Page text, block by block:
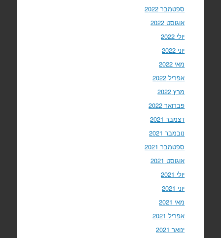
ספטמבר 2022
אוגוסט 2022
יולי 2022
יוני 2022
מאי 2022
אפריל 2022
מרץ 2022
פברואר 2022
דצמבר 2021
נובמבר 2021
ספטמבר 2021
אוגוסט 2021
יולי 2021
יוני 2021
מאי 2021
אפריל 2021
ינואר 2021